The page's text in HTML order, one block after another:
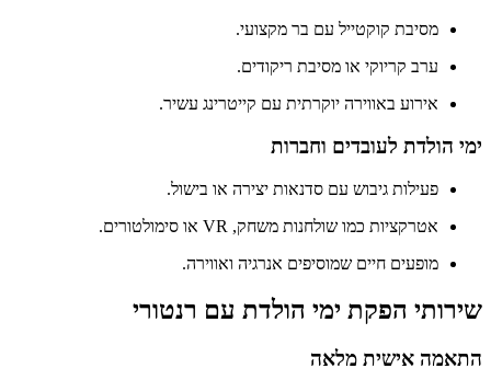
מסיבת קוקטייל עם בר מקצועי.
ערב קריוקי או מסיבת ריקודים.
אירוע באווירה יוקרתית עם קייטרינג עשיר.
ימי הולדת לעובדים וחברות
פעילות גיבוש עם סדנאות יצירה או בישול.
אטרקציות כמו שולחנות משחק, VR או סימולטורים.
מופעים חיים שמוסיפים אנרגיה ואווירה.
שירותי הפקת ימי הולדת עם רנטורי
התאמה אישית מלאה